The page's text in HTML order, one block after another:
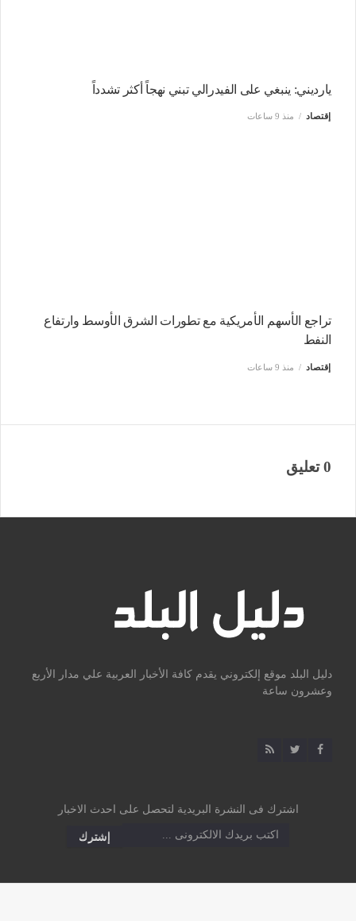
يارديني: ينبغي على الفيدرالي تبني نهجاً أكثر تشدداً
إقتصاد منذ 9 ساعات
تراجع الأسهم الأمريكية مع تطورات الشرق الأوسط وارتفاع
النفط
إقتصاد منذ 9 ساعات
0 تعليق
دليل البلد موقع إلكتروني يقدم كافة الأخبار العربية علي مدار الأربع
وعشرون ساعة
اشترك فى النشرة البريدية لتحصل على احدث الاخبار